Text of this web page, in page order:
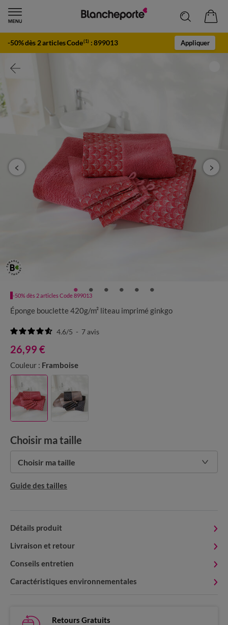
-50% dès 2 articles Code(1) :899013 Appliquer
-50% dès 2 articles Code 899013
Éponge bouclette 420g/m² liteau imprimé ginkgo
4.6/5 - 7avis
26,99 €
Couleur : Framboise
Choisir ma taille
Choisir ma taille
Guide des tailles
Détails produit
Livraison et retour
Conseils entretien
Caractéristiques environnementales
Retours Gratuits